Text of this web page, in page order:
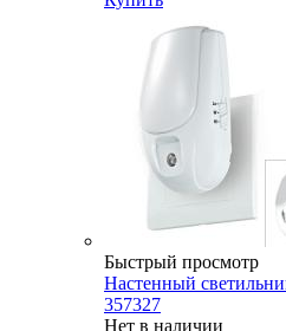
Быстрый просмотр
Настенный
357327
Нет в наличии